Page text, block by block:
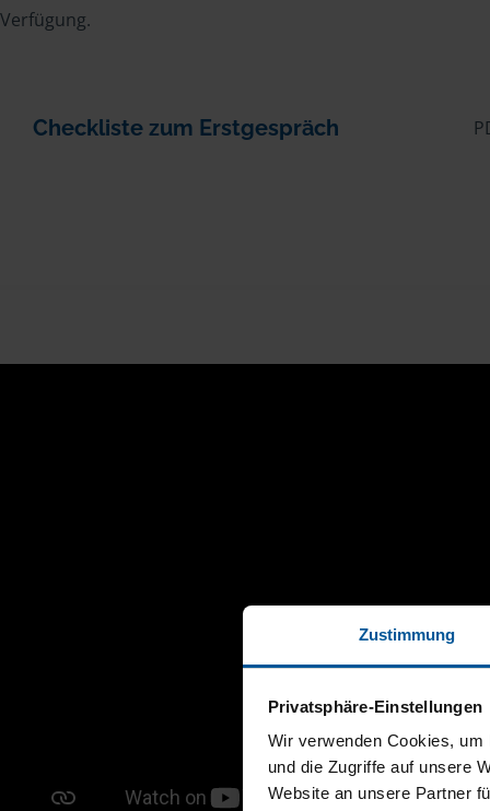
Zustimmung
Privatsphäre-Einstellungen
Wir verwenden Cookies,
und die Zugriffe auf unsere
Website an unsere Partner
Verfügung.
Checkliste zum Erstgespräch